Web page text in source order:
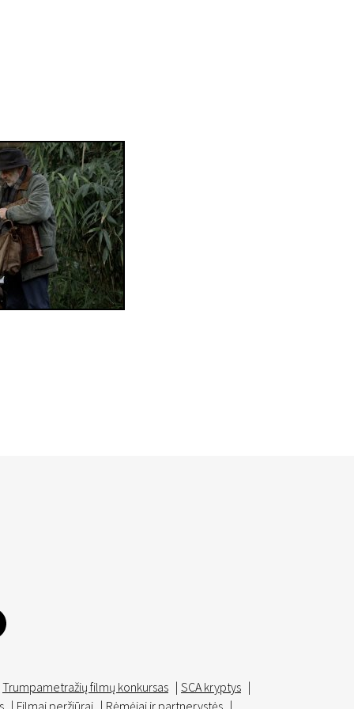
Trumpametražių filmų konkursas | SCA kryptys |
| Filmai peržiūrai | Rėmėjai ir partnerystės |